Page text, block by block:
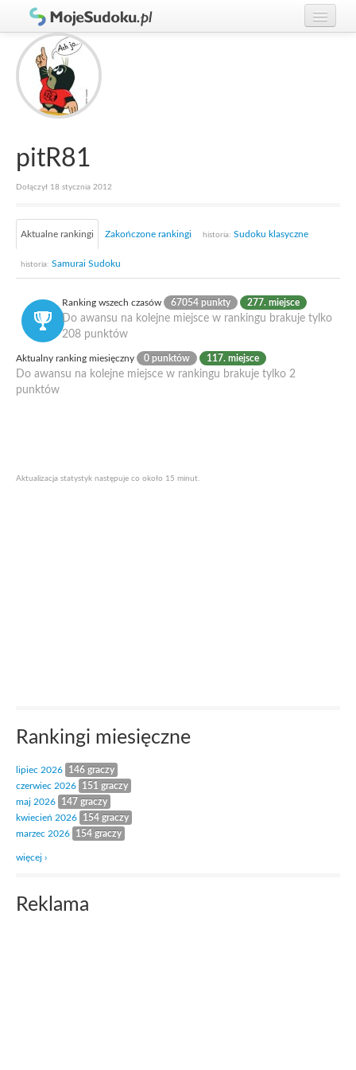
Graj w Sudoku!
Zasady Sudoku
Rankingi
Gracze
pitR81
Dołączył 18 stycznia 2012
Aktualne rankingi Zakończone rankingi historia: Sudoku klasyczne
historia: Samurai Sudoku
Ranking wszech czasów 67054 punkty 277. miejsce
Do awansu na kolejne miejsce w rankingu brakuje tylko
208 punktów
Aktualny ranking miesięczny 0 punktów 117. miejsce
Do awansu na kolejne miejsce w rankingu brakuje tylko 2
punktów
Aktualizacja statystyk następuje co około 15 minut.
Rankingi miesięczne
lipiec 2026
146 graczy
czerwiec 2026
151 graczy
maj 2026
147 graczy
kwiecień 2026
154 graczy
marzec 2026
154 graczy
więcej ›
Reklama